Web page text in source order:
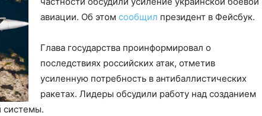
авиации. Об этом сообщил президент в Фейсбук.
Глава государства проинформировал о
последствиях российских атак, отметив
усиленную потребность в антибаллистических
ракетах. Лидеры обсудили работу над созданием
системы.